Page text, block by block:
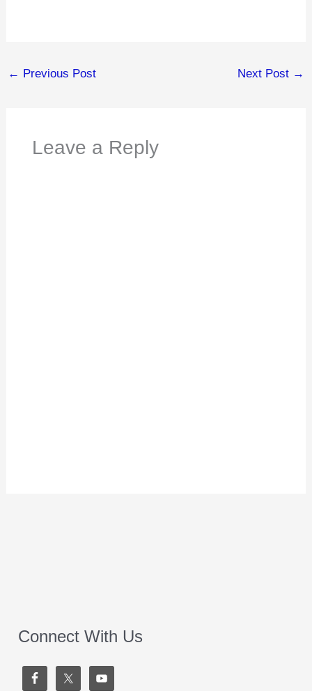
← Previous Post Next Post →
Leave a Reply
Connect With Us